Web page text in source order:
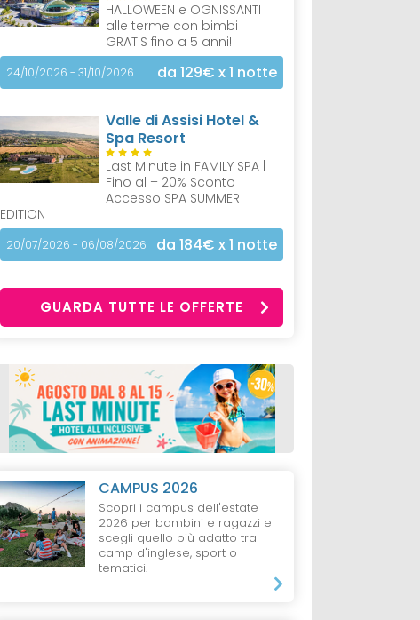
HALLOWEEN e OGNISSANTI
alle terme con bimbi
GRATIS fino a 5 anni!
24/10/2026 - 31/10/2026 da 129€ x 1 notte
Valle di Assisi Hotel &
Spa Resort
Last Minute in FAMILY SPA |
Fino al – 20% Sconto
Accesso SPA SUMMER
EDITION
20/07/2026 - 06/08/2026 da 184€ x 1 notte
GUARDA TUTTE LE OFFERTE
CAMPUS 2026
Scopri i campus dell'estate
2026 per bambini e ragazzi e
scegli quello più adatto tra
camp d'inglese, sport o
tematici.